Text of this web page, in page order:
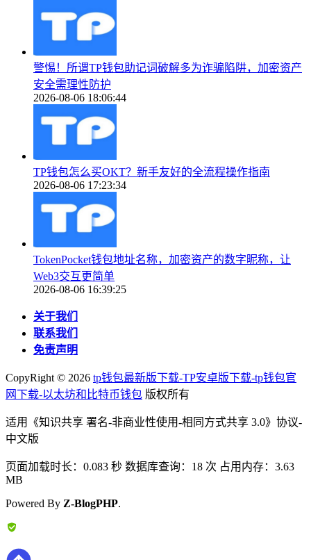
警惕！所谓TP钱包助记词破解多为诈骗陷阱，加密资产
安全需理性防护
2026-08-06 18:06:44
TP钱包怎么买OKT？新手友好的全流程操作指南
2026-08-06 17:23:34
TokenPocket钱包地址名称，加密资产的数字昵称，让
Web3交互更简单
2026-08-06 16:39:25
关于我们
联系我们
免责声明
CopyRight © 2026 tp钱包最新版下载-TP安卓版下载-tp钱包官
网下载-以太坊和比特币钱包 版权所有
适用《知识共享 署名-非商业性使用-相同方式共享 3.0》协议-
中文版
页面加载时长：0.083 秒 数据库查询：18 次 占用内存：3.63
MB
Powered By Z-BlogPHP.